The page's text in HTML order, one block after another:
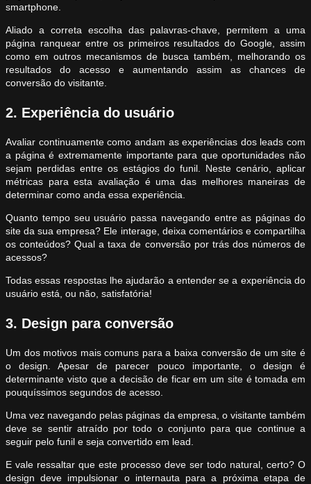
smartphone.
Aliado a correta escolha das palavras-chave, permitem a uma
página ranquear entre os primeiros resultados do Google, assim
como em outros mecanismos de busca também, melhorando os
resultados do acesso e aumentando assim as chances de
conversão do visitante.
2. Experiência do usuário
Avaliar continuamente como andam as experiências dos leads com
a página é extremamente importante para que oportunidades não
sejam perdidas entre os estágios do funil. Neste cenário, aplicar
métricas para esta avaliação é uma das melhores maneiras de
determinar como anda essa experiência.
Quanto tempo seu usuário passa navegando entre as páginas do
site da sua empresa? Ele interage, deixa comentários e compartilha
os conteúdos? Qual a taxa de conversão por trás dos números de
acessos?
Todas essas respostas lhe ajudarão a entender se a experiência do
usuário está, ou não, satisfatória!
3. Design para conversão
Um dos motivos mais comuns para a baixa conversão de um site é
o design. Apesar de parecer pouco importante, o design é
determinante visto que a decisão de ficar em um site é tomada em
pouquíssimos segundos de acesso.
Uma vez navegando pelas páginas da empresa, o visitante também
deve se sentir atraído por todo o conjunto para que continue a
seguir pelo funil e seja convertido em lead.
E vale ressaltar que este processo deve ser todo natural, certo? O
design deve impulsionar o internauta para a próxima etapa de